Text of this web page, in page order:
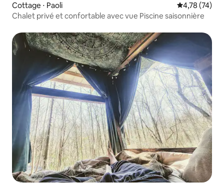
Cottage ⋅ Paoli Évaluation
4,78 (74)
Chalet privé et confortable avec vue Piscine saisonnière